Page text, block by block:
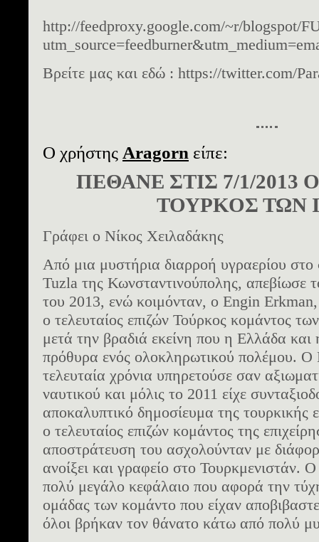
http://feedproxy.google.com/~r/blogspot/
Βρείτε μας και εδώ : https://twitter.com/
Ο χρήστης Aragorn είπε:
ΠΕΘΑΝΕ ΣΤΙΣ 7/1/2013
ΤΟΥΡΚΟΣ ΤΩΝ
Γράφει ο Νίκος Χειλαδάκης
Από μια μυστήρια διαρροή υγραερίου στο
Tuzla της Κωνσταντινούπολης, απεβίωσε
του 2013, ενώ κοιμόνταν, ο Engin
ο τελευταίος επιζών Τούρκος κομάντος
μετά την βραδιά εκείνη που η Ελλάδα και
πρόθυρα ενός ολοκληρωτικού πολέμου.
τελευταία χρόνια υπηρετούσε σαν
ναυτικού και μόλις το 2011 είχε
αποκαλυπτικό δημοσίευμα της
ο τελευταίος επιζών κομάντος της
αποστράτευση του ασχολούνταν με
ανοίξει και γραφείο στο Τουρκμενιστάν.
πολύ μεγάλο κεφάλαιο που αφορά την
ομάδας των κομάντο που είχαν
όλοι βρήκαν τον θάνατο κάτω από πολύ